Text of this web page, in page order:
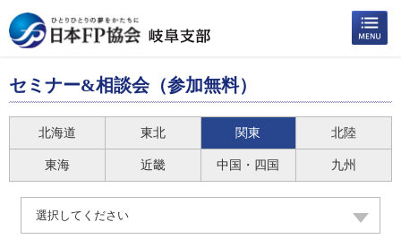
セミナー&相談会（参加無料）
北海道 東北 関東 北陸
東海 近畿 中国・四国 九州
選択してください